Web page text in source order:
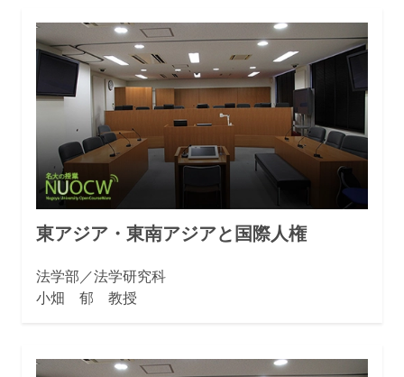
東アジア・東南アジアと国際人権
法学部／法学研究科
小畑 郁 教授